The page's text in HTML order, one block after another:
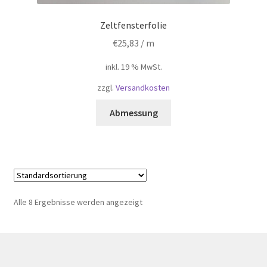
Zeltfensterfolie
€25,83 / m
inkl. 19 % MwSt.
zzgl. Versandkosten
Abmessung
Alle 8 Ergebnisse werden angezeigt